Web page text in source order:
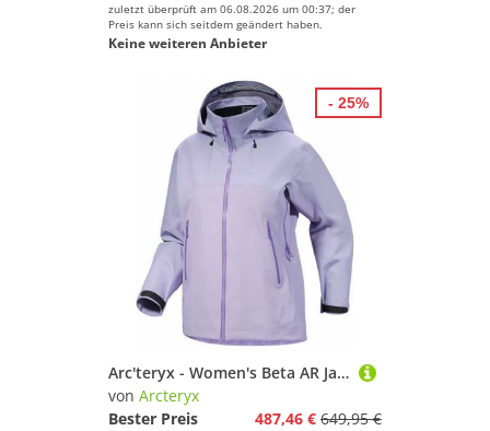
zuletzt überprüft am 06.08.2026 um 00:37; der
Preis kann sich seitdem geändert haben.
Keine weiteren Anbieter
Arc'teryx - Women's Beta AR Jacket - Regenjacke Gr L lila
von Arcteryx
Bester Preis
487,46 € 649,95 €
- 25%